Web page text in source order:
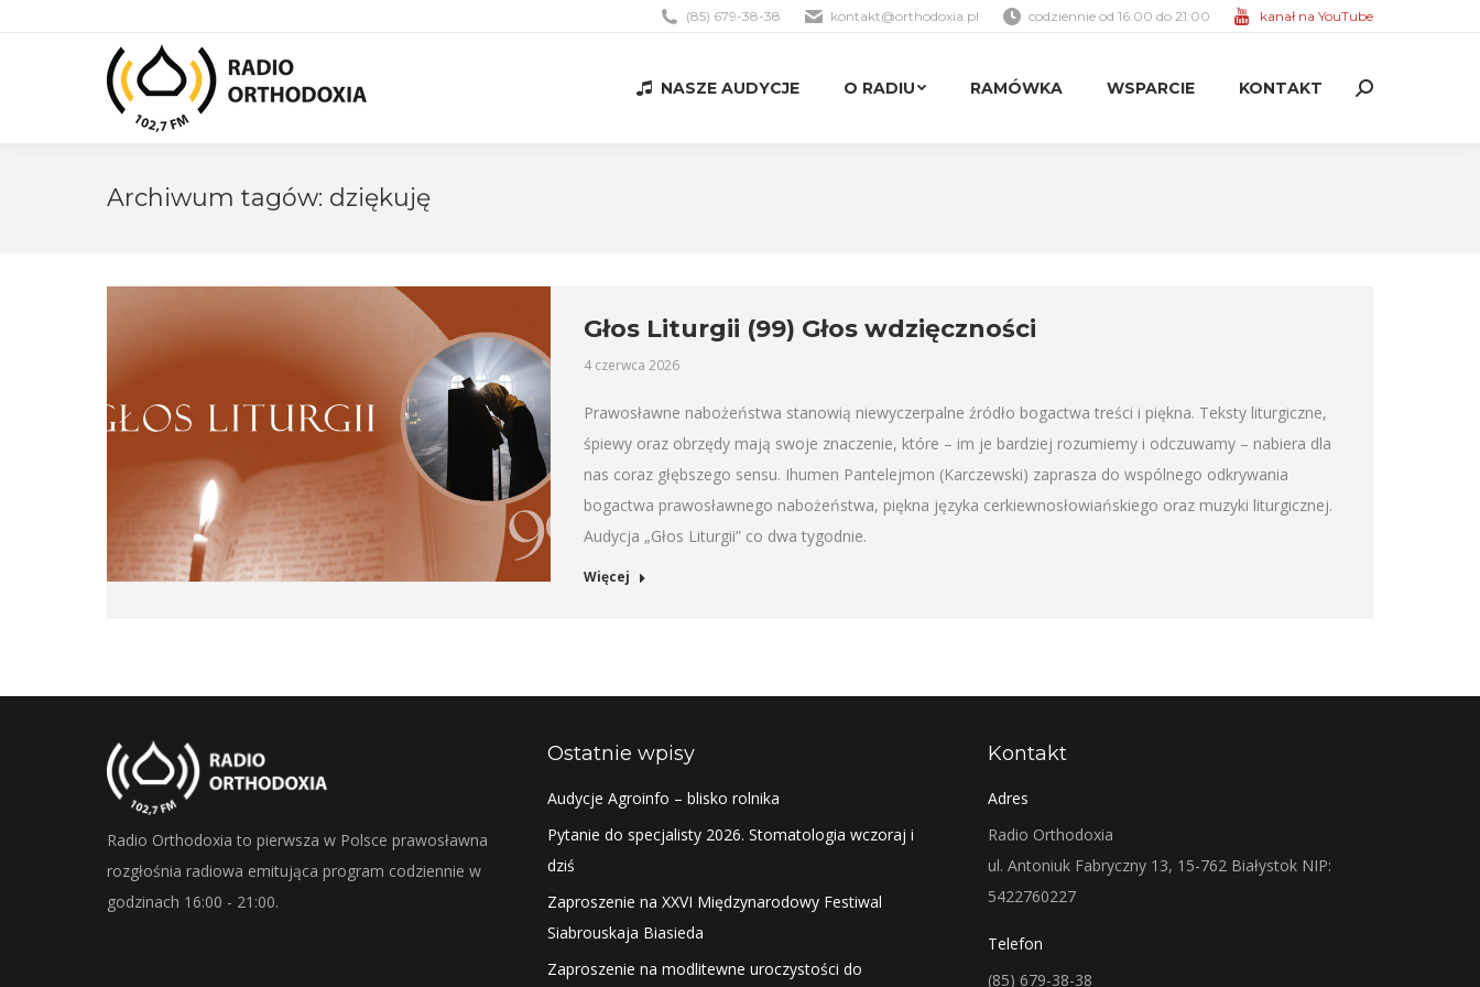
(85) 679-38-38 kontakt@orthodoxia.pl codziennie od 16:00 do 21:00 kanał na YouTube
NASZE AUDYCJE O RADIU RAMÓWKA WSPARCIE KONTAKT Search:
Archiwum tagów: dziękuję
Głos Liturgii (99) Głos wdzięczności
4 czerwca 2026
Prawosławne nabożeństwa stanowią niewyczerpalne źródło bogactwa treści i piękna. Teksty liturgiczne,
śpiewy oraz obrzędy mają swoje znaczenie, które – im je bardziej rozumiemy i odczuwamy – nabiera dla
nas coraz głębszego sensu. Ihumen Pantelejmon (Karczewski) zaprasza do wspólnego odkrywania
bogactwa prawosławnego nabożeństwa, piękna języka cerkiewnosłowiańskiego oraz muzyki liturgicznej.
Audycja „Głos Liturgii” co dwa tygodnie.
Więcej
Radio Orthodoxia to pierwsza w Polsce prawosławna
rozgłośnia radiowa emitująca program codziennie w
godzinach 16:00 - 21:00.
Ostatnie wpisy
Audycje Agroinfo – blisko rolnika
Pytanie do specjalisty 2026. Stomatologia wczoraj i
dziś
Zaproszenie na XXVI Międzynarodowy Festiwal
Siabrouskaja Biasieda
Zaproszenie na modlitewne uroczystości do
Kontakt
Adres
Radio Orthodoxia
ul. Antoniuk Fabryczny 13, 15-762 Białystok NIP:
5422760227
Telefon
(85) 679-38-38